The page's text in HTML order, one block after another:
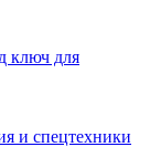
ключ для
и спецтехники